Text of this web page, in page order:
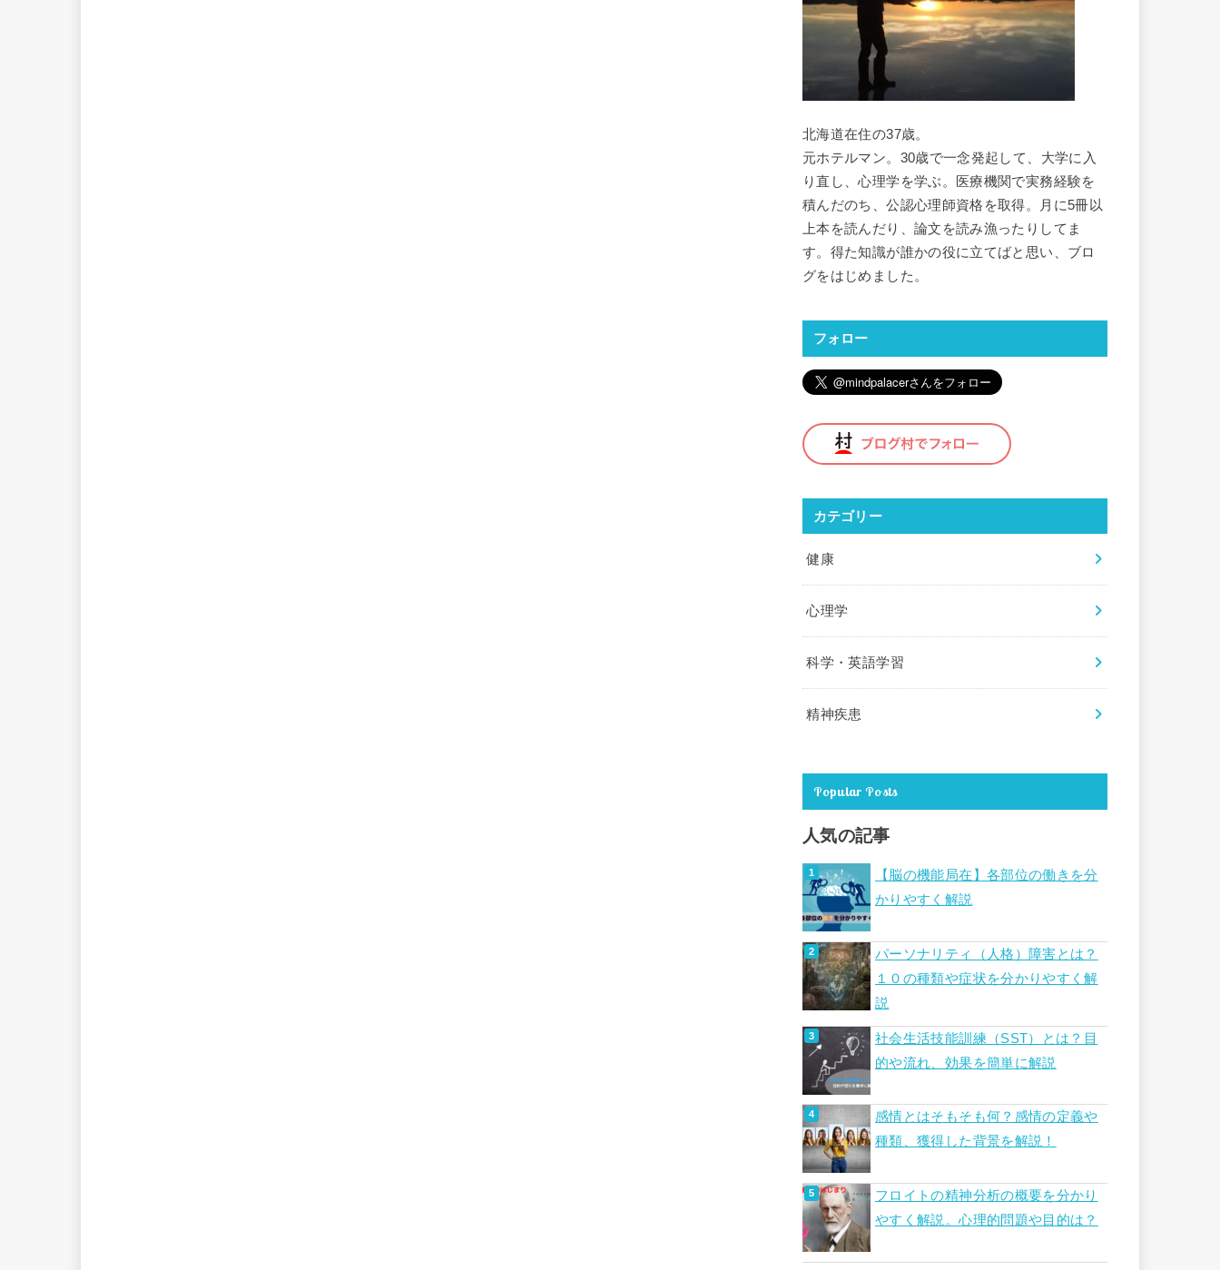
北海道在住の37歳。
元ホテルマン。30歳で一念発起して、大学に入
り直し、心理学を学ぶ。医療機関で実務経験を
積んだのち、公認心理師資格を取得。月に5冊以
上本を読んだり、論文を読み漁ったりしてま
す。得た知識が誰かの役に立てばと思い、ブロ
グをはじめました。
フォロー
カテゴリー
健康
心理学
科学・英語学習
精神疾患
Popular Posts
人気の記事
【脳の機能局在】各部位の働きを分
かりやすく解説
パーソナリティ（人格）障害とは？
１０の種類や症状を分かりやすく解
説
社会生活技能訓練（SST）とは？目
的や流れ、効果を簡単に解説
感情とはそもそも何？感情の定義や
種類、獲得した背景を解説！
フロイトの精神分析の概要を分かり
やすく解説。心理的問題や目的は？